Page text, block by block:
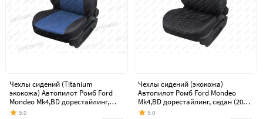
Чехлы сидений (Titanium
экокожа) Автопилот Ромб Ford
Mondeo Mk4,BD дорестайлинг,
седан (2007-2010)
5.0
Чехлы сидений (экокожа)
Автопилот Ромб Ford Mondeo
Mk4,BD дорестайлинг, седан (2007-
2010)
5.0